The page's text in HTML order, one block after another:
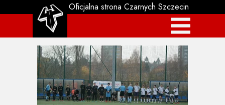
Oficjalna strona Czarnych Szczecin